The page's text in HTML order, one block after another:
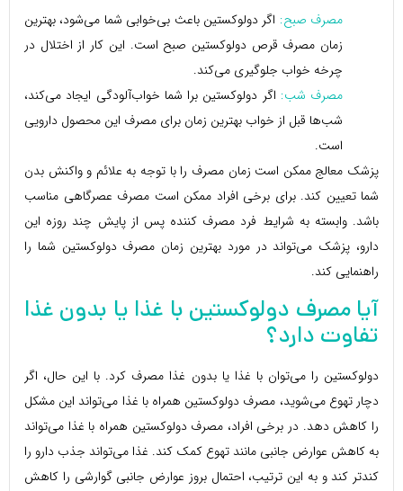
مصرف صبح: اگر دولوکستین باعث بی‌خوابی شما می‌شود، بهترین
زمان مصرف قرص دولوکستین صبح است. این کار از اختلال در
چرخه خواب جلوگیری می‌کند.
مصرف شب: اگر دولوکستین برا شما خواب‌آلودگی ایجاد می‌کند،
شب‌ها قبل از خواب بهترین زمان برای مصرف این محصول دارویی
است.
پزشک معالج ممکن است زمان مصرف را با توجه به علائم و واکنش بدن
شما تعیین کند. برای برخی افراد ممکن است مصرف عصرگاهی مناسب
باشد. وابسته به شرایط فرد مصرف کننده پس از پایش چند روزه این
دارو، پزشک می‌تواند در مورد بهترین زمان مصرف دولوکستین شما را
راهنمایی کند.
آیا مصرف دولوکستین با غذا یا بدون غذا
تفاوت دارد؟
دولوکستین را می‌توان با غذا یا بدون غذا مصرف کرد. با این حال، اگر
دچار تهوع می‌شوید، مصرف دولوکستین همراه با غذا می‌تواند این مشکل
را کاهش دهد. در برخی افراد، مصرف دولوکستین همراه با غذا می‌تواند
به کاهش عوارض جانبی مانند تهوع کمک کند. غذا می‌تواند جذب دارو را
کندتر کند و به این ترتیب، احتمال بروز عوارض جانبی گوارشی را کاهش